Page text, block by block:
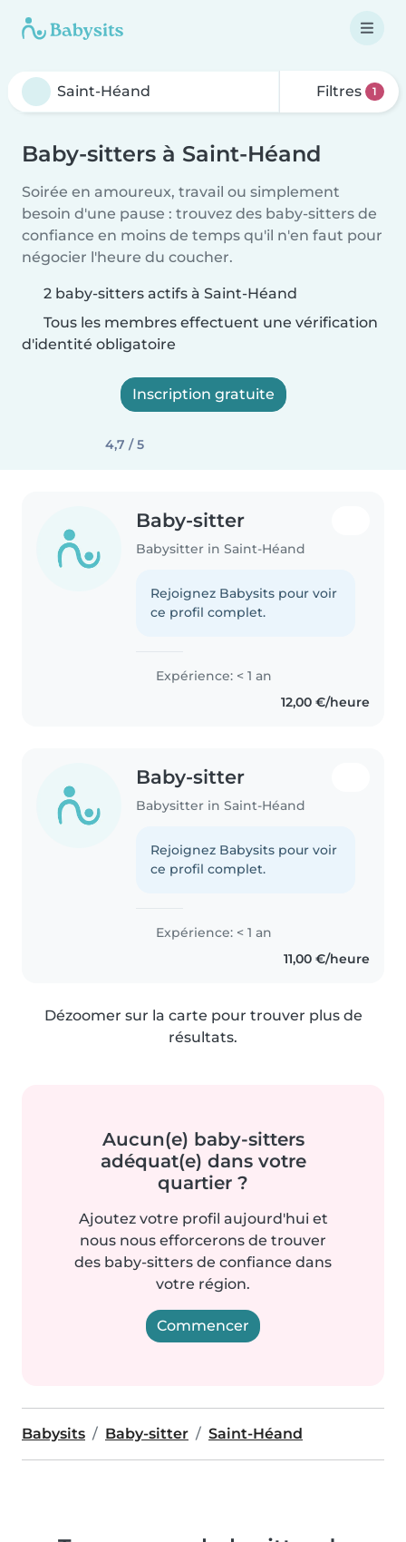
Filtres 1
Baby-sitters à Saint-Héand
Soirée en amoureux, travail ou simplement
besoin d'une pause : trouvez des baby-sitters de
confiance en moins de temps qu'il n'en faut pour
négocier l'heure du coucher.
2 baby-sitters actifs à Saint-Héand
Tous les membres effectuent une vérification
d'identité obligatoire
Inscription gratuite
4,7 / 5
Baby-sitter
Babysitter in Saint-Héand
Rejoignez Babysits pour voir
ce profil complet.
Expérience: < 1 an
12,00 €/heure
Baby-sitter
Babysitter in Saint-Héand
Rejoignez Babysits pour voir
ce profil complet.
Expérience: < 1 an
11,00 €/heure
Dézoomer sur la carte pour trouver plus de
résultats.
Aucun(e) baby-sitters
adéquat(e) dans votre
quartier ?
Ajoutez votre profil aujourd'hui et
nous nous efforcerons de trouver
des baby-sitters de confiance dans
votre région.
Commencer
Babysits Baby-sitter Saint-Héand